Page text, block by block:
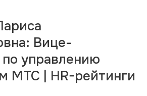
Вице-
управлению
МТС | HR-рейтинги